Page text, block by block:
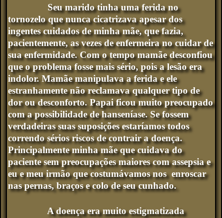
Seu marido tinha uma ferida no
tornozelo que nunca cicatrizava apesar dos
ingentes cuidados de minha mãe, que fazia,
pacientemente, as vezes de enfermeira no cuidar de
sua enfermidade. Com o tempo mamãe desconfiou
que o problema fosse mais sério, pois a lesão era
indolor. Mamãe manipulava a ferida e ele
estranhamente não reclamava qualquer tipo de
dor ou desconforto. Papai ficou muito preocupado
com a possibilidade de hanseníase. Se fossem
verdadeiras suas suposições estaríamos todos
correndo sérios riscos de contrair a doença.
Principalmente minha mãe que cuidava do
paciente sem preocupações maiores com assepsia e
eu e meu irmão que costumávamos nos enroscar
nas pernas, braços e colo de seu cunhado.
A doença era muito estigmatizada